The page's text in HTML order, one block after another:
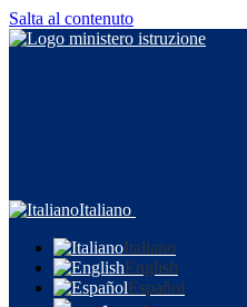
Salta al contenuto
Italiano
Italiano
English
Español